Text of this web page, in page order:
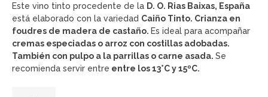
Este vino tinto procedente de la D. O. Rias Baixas, España
está elaborado con la variedad Caiño Tinto. Crianza en
foudres de madera de castaño. Es ideal para acompañar
cremas especiadas o arroz con costillas adobadas.
También con pulpo a la parrillas o carne asada. Se
recomienda servir entre entre los 13°C y 15ºC.